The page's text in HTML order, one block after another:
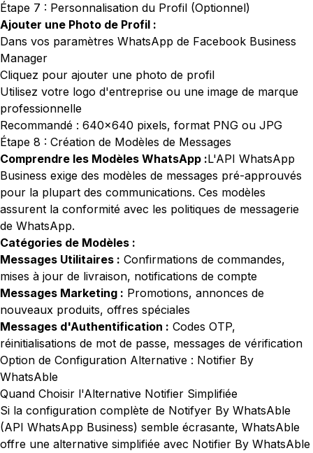
Étape 7 : Personnalisation du Profil (Optionnel)
Ajouter une Photo de Profil :
Dans vos paramètres WhatsApp de Facebook Business
Manager
Cliquez pour ajouter une photo de profil
Utilisez votre logo d'entreprise ou une image de marque
professionnelle
Recommandé : 640x640 pixels, format PNG ou JPG
Étape 8 : Création de Modèles de Messages
Comprendre les Modèles WhatsApp :L'API WhatsApp
Business exige des modèles de messages pré-approuvés
pour la plupart des communications. Ces modèles
assurent la conformité avec les politiques de messagerie
de WhatsApp.
Catégories de Modèles :
Messages Utilitaires : Confirmations de commandes,
mises à jour de livraison, notifications de compte
Messages Marketing : Promotions, annonces de
nouveaux produits, offres spéciales
Messages d'Authentification : Codes OTP,
réinitialisations de mot de passe, messages de vérification
Option de Configuration Alternative : Notifier By
WhatsAble
Quand Choisir l'Alternative Notifier Simplifiée
Si la configuration complète de Notifyer By WhatsAble
(API WhatsApp Business) semble écrasante, WhatsAble
offre une alternative simplifiée avec Notifier By WhatsAble